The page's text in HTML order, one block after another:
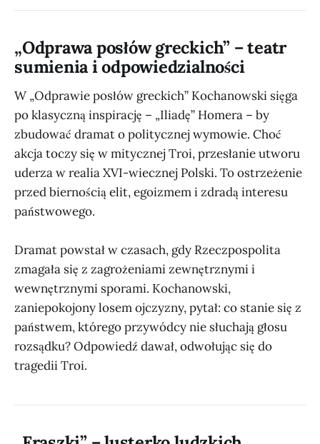
„Odprawa posłów greckich” – teatr
sumienia i odpowiedzialności
W „Odprawie posłów greckich” Kochanowski sięga
po klasyczną inspirację – „Iliadę” Homera – by
zbudować dramat o politycznej wymowie. Choć
akcja toczy się w mitycznej Troi, przesłanie utworu
uderza w realia XVI-wiecznej Polski. To ostrzeżenie
przed biernością elit, egoizmem i zdradą interesu
państwowego.
Dramat powstał w czasach, gdy Rzeczpospolita
zmagała się z zagrożeniami zewnętrznymi i
wewnętrznymi sporami. Kochanowski,
zaniepokojony losem ojczyzny, pytał: co stanie się z
państwem, którego przywódcy nie słuchają głosu
rozsądku? Odpowiedź dawał, odwołując się do
tragedii Troi.